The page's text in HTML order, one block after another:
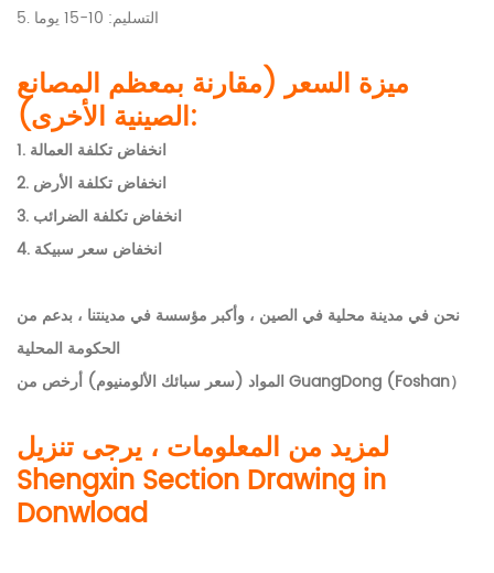
5. التسليم: 10-15 يوما
ميزة السعر (مقارنة بمعظم المصانع
الصينية الأخرى):
1. انخفاض تكلفة العمالة
2. انخفاض تكلفة الأرض
3. انخفاض تكلفة الضرائب
4. انخفاض سعر سبيكة
نحن في مدينة محلية في الصين ، وأكبر مؤسسة في مدينتنا ، بدعم من
الحكومة المحلية
المواد (سعر سبائك الألومنيوم) أرخص من GuangDong (Foshan）
لمزيد من المعلومات ، يرجى تنزيل
Shengxin Section Drawing in
Donwload